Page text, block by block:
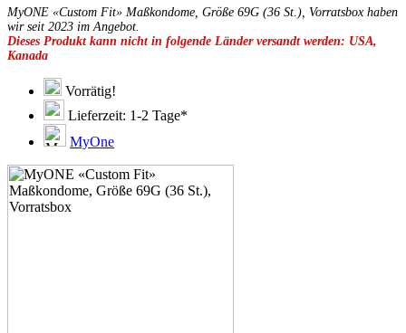
49D
49E
49F
49G
51C
51D
51E
51F
51G
53C
53D
53E
MyONE «Custom Fit» Maßkondome, Größe 69G (36 St.), Vorratsbox haben
wir seit 2023 im Angebot.
Dieses Produkt kann nicht in folgende Länder versandt werden: USA,
Kanada
Vorrätig!
Lieferzeit: 1-2 Tage*
MyOne